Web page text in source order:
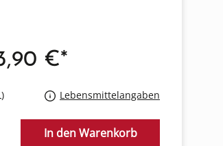
Lebensmittelangaben
€*
In den Warenkorb